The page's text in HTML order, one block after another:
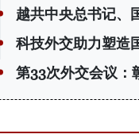
越共中央总书记、
科技外交助力塑造
第33次外交会议：